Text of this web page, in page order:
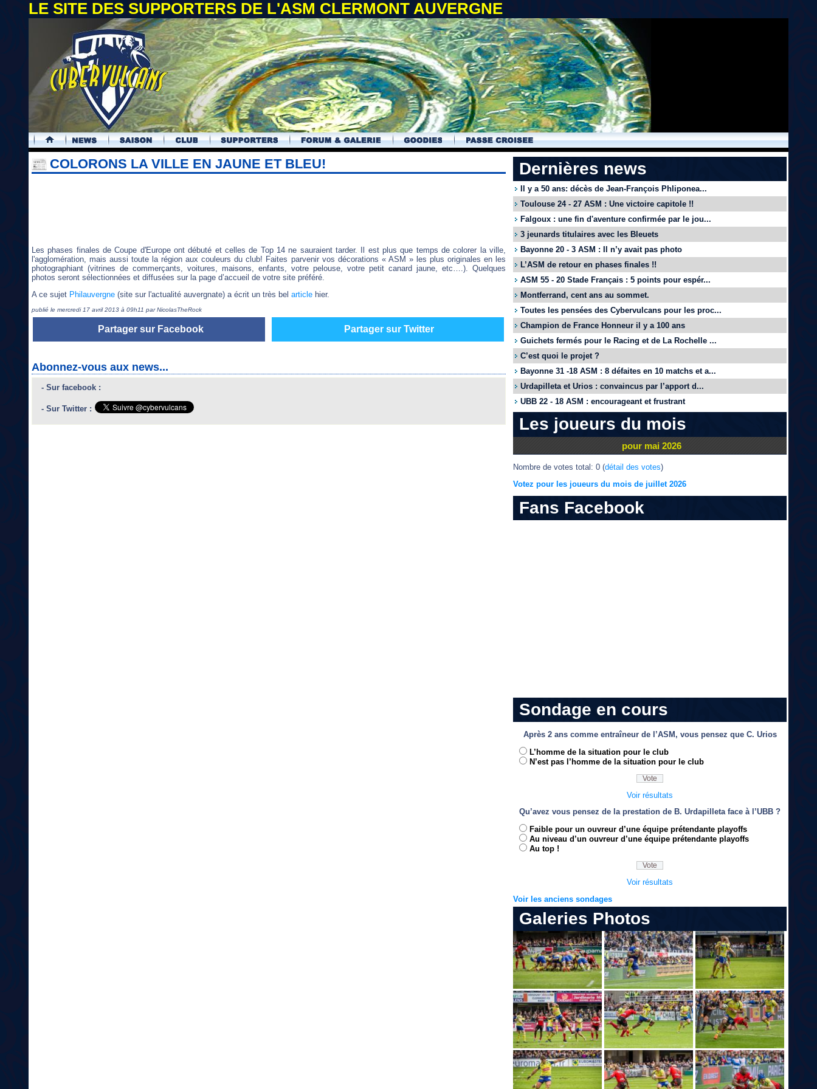
LE SITE DES SUPPORTERS DE L'ASM CLERMONT AUVERGNE
.
COLORONS LA VILLE EN JAUNE ET BLEU!
Les phases finales de Coupe d'Europe ont débuté et celles de Top 14 ne sauraient tarder. Il est plus que temps de colorer la ville,
l'agglomération, mais aussi toute la région aux couleurs du club! Faites parvenir vos décorations « ASM » les plus originales en les
photographiant (vitrines de commerçants, voitures, maisons, enfants, votre pelouse, votre petit canard jaune, etc….). Quelques
photos seront sélectionnées et diffusées sur la page d’accueil de votre site préféré.
A ce sujet Philauvergne (site sur l'actualité auvergnate) a écrit un très bel article hier.
publié le mercredi 17 avril 2013 à 09h11 par NicolasTheRock
Partager sur Facebook Partager sur Twitter
Abonnez-vous aux news...
- Sur facebook :
- Sur Twitter :
Dernières news
Il y a 50 ans: décès de Jean-François Phliponea...
Toulouse 24 - 27 ASM : Une victoire capitole !!
Falgoux : une fin d'aventure confirmée par le jou...
3 jeunards titulaires avec les Bleuets
Bayonne 20 - 3 ASM : Il n’y avait pas photo
L’ASM de retour en phases finales !!
ASM 55 - 20 Stade Français : 5 points pour espér...
Montferrand, cent ans au sommet.
Toutes les pensées des Cybervulcans pour les proc...
Champion de France Honneur il y a 100 ans
Guichets fermés pour le Racing et de La Rochelle ...
C’est quoi le projet ?
Bayonne 31 -18 ASM : 8 défaites en 10 matchs et a...
Urdapilleta et Urios : convaincus par l’apport d...
UBB 22 - 18 ASM : encourageant et frustrant
Les joueurs du mois
pour mai 2026
Nombre de votes total: 0 (détail des votes)
Votez pour les joueurs du mois de juillet 2026
Fans Facebook
Sondage en cours
Après 2 ans comme entraîneur de l’ASM, vous pensez que C. Urios
L’homme de la situation pour le club
N’est pas l’homme de la situation pour le club
Voir résultats
Qu’avez vous pensez de la prestation de B. Urdapilleta face à l’UBB ?
Faible pour un ouvreur d’une équipe prétendante playoffs
Au niveau d’un ouvreur d’une équipe prétendante playoffs
Au top !
Voir résultats
Voir les anciens sondages
Galeries Photos